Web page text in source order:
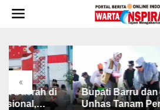
«
Barru dan
Tanam Perdana
Ribut.!!